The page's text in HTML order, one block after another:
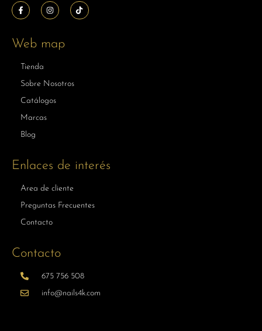
Web map
Tienda
Sobre Nosotros
Catálogos
Marcas
Blog
Enlaces de interés
Area de cliente
Preguntas Frecuentes
Contacto
Contacto
675 756 508
info@nails4k.com